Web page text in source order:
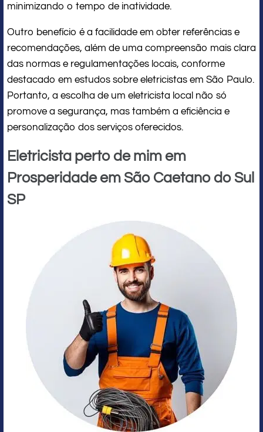
minimizando o tempo de inatividade.
Outro benefício é a facilidade em obter referências e
recomendações, além de uma compreensão mais clara
das normas e regulamentações locais, conforme
destacado em estudos sobre eletricistas em São Paulo.
Portanto, a escolha de um eletricista local não só
promove a segurança, mas também a eficiência e
personalização dos serviços oferecidos.
Eletricista perto de mim em
Prosperidade em São Caetano do Sul
SP